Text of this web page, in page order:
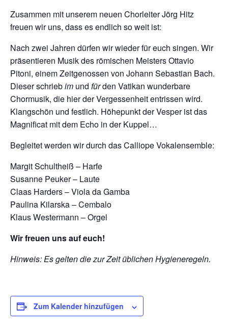
Zusammen mit unserem neuen Chorleiter Jörg Hitz
freuen wir uns, dass es endlich so weit ist:
Nach zwei Jahren dürfen wir wieder für euch singen. Wir
präsentieren Musik des römischen Meisters Ottavio
Pitoni, einem Zeitgenossen von Johann Sebastian Bach.
Dieser schriebim und fürden Vatikan wunderbare
Chormusik, die hier der Vergessenheit entrissen wird.
Klangschön und festlich. Höhepunkt der Vesper ist das
Magnificat mit dem Echo in der Kuppel…
Begleitet werden wir durch das Calliope Vokalensemble:
Margit Schultheiß – Harfe
Susanne Peuker – Laute
Claas Harders – Viola da Gamba
Paulina Kilarska – Cembalo
Klaus Westermann – Orgel
Wir freuen uns auf euch!
Hinweis: Es gelten die zur Zeit üblichen Hygieneregeln.
Zum Kalender hinzufügen